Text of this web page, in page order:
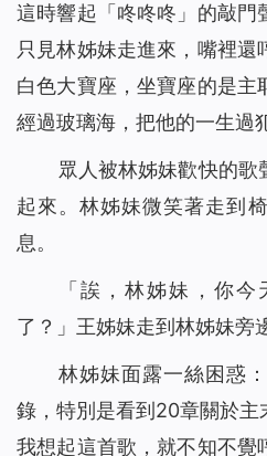
這時響起「咚咚咚」的敲門
只見林姊妹走進來，嘴裡
白色大寶座，坐寶座的是主
經過玻璃海，把他的一生過
眾人被林姊妹歡快的歌
起來。林姊妹微笑著走到
息。
「誒，林姊妹，你
了？」王姊妹走到林姊妹旁
林姊妹面露一絲困惑
錄，特別是看到20章關於主
我想起這首歌，就不知不覺